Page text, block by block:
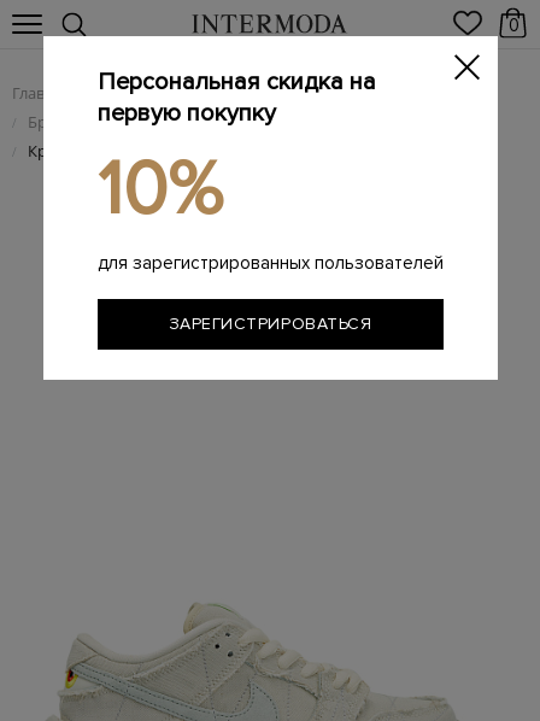
0
Главная Мужчинам / Брендовая мужская обувь
/ Брендовые мужские кроссовки
/ Кроссовки Nike SB Dunk Low Pro Premium 'Mummy'
Персональная скидка на
первую покупку
10%
для зарегистрированных пользователей
ЗАРЕГИСТРИРОВАТЬСЯ